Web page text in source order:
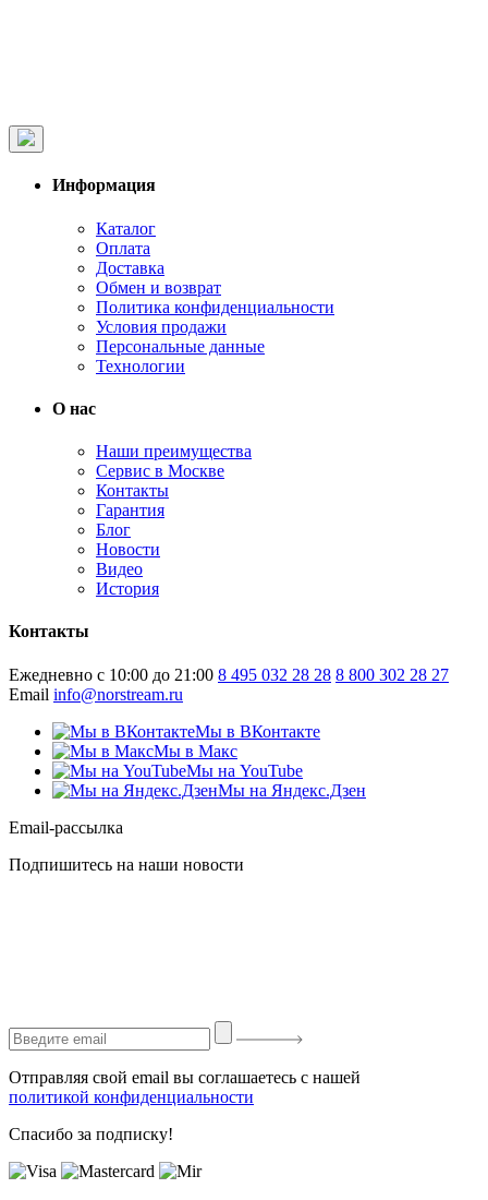
Информация
Каталог
Оплата
Доставка
Обмен и возврат
Политика конфиденциальности
Условия продажи
Персональные данные
Технологии
О нас
Наши преимущества
Сервис в Москве
Контакты
Гарантия
Блог
Новости
Видео
История
Контакты
Ежедневно с 10:00 до 21:00 8 495 032 28 28 8 800 302 28 27
Email info@norstream.ru
Мы в ВКонтакте
Мы в Макс
Мы на YouTube
Мы на Яндекс.Дзен
Email-рассылка
Подпишитесь на наши новости
Отправляя свой email вы соглашаетесь с нашей
политикой конфиденциальности
Спасибо за подписку!